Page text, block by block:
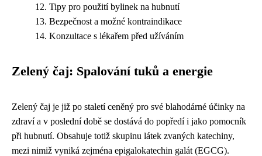
Tipy pro použití bylinek na hubnutí
Bezpečnost a možné kontraindikace
Konzultace s lékařem před užíváním
Zelený čaj: Spalování tuků a energie
Zelený čaj je již po staletí ceněný pro své blahodárné účinky na
zdraví a v poslední době se dostává do popředí i jako pomocník
při hubnutí. Obsahuje totiž skupinu látek zvaných katechiny,
mezi nimiž vyniká zejména epigalokatechin galát (EGCG).